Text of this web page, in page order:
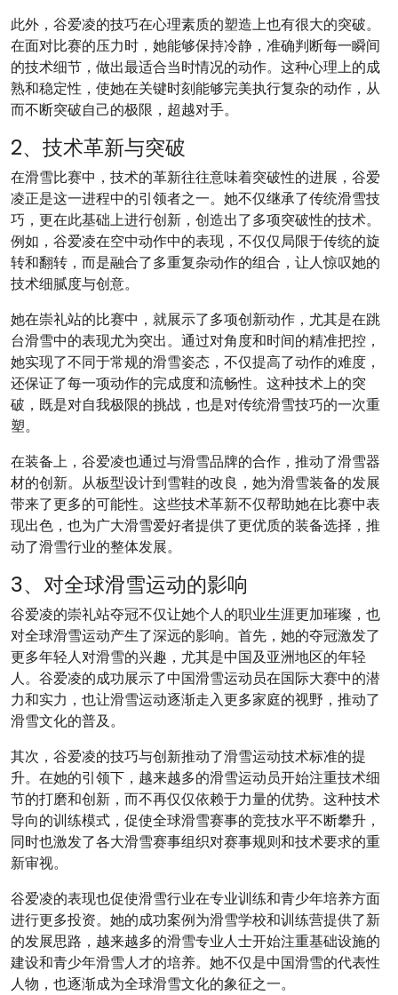
此外，谷爱凌的技巧在心理素质的塑造上也有很大的突破。
在面对比赛的压力时，她能够保持冷静，准确判断每一瞬间
的技术细节，做出最适合当时情况的动作。这种心理上的成
熟和稳定性，使她在关键时刻能够完美执行复杂的动作，从
而不断突破自己的极限，超越对手。
2、技术革新与突破
在滑雪比赛中，技术的革新往往意味着突破性的进展，谷爱
凌正是这一进程中的引领者之一。她不仅继承了传统滑雪技
巧，更在此基础上进行创新，创造出了多项突破性的技术。
例如，谷爱凌在空中动作中的表现，不仅仅局限于传统的旋
转和翻转，而是融合了多重复杂动作的组合，让人惊叹她的
技术细腻度与创意。
她在崇礼站的比赛中，就展示了多项创新动作，尤其是在跳
台滑雪中的表现尤为突出。通过对角度和时间的精准把控，
她实现了不同于常规的滑雪姿态，不仅提高了动作的难度，
还保证了每一项动作的完成度和流畅性。这种技术上的突
破，既是对自我极限的挑战，也是对传统滑雪技巧的一次重
塑。
在装备上，谷爱凌也通过与滑雪品牌的合作，推动了滑雪器
材的创新。从板型设计到雪鞋的改良，她为滑雪装备的发展
带来了更多的可能性。这些技术革新不仅帮助她在比赛中表
现出色，也为广大滑雪爱好者提供了更优质的装备选择，推
动了滑雪行业的整体发展。
3、对全球滑雪运动的影响
谷爱凌的崇礼站夺冠不仅让她个人的职业生涯更加璀璨，也
对全球滑雪运动产生了深远的影响。首先，她的夺冠激发了
更多年轻人对滑雪的兴趣，尤其是中国及亚洲地区的年轻
人。谷爱凌的成功展示了中国滑雪运动员在国际大赛中的潜
力和实力，也让滑雪运动逐渐走入更多家庭的视野，推动了
滑雪文化的普及。
其次，谷爱凌的技巧与创新推动了滑雪运动技术标准的提
升。在她的引领下，越来越多的滑雪运动员开始注重技术细
节的打磨和创新，而不再仅仅依赖于力量的优势。这种技术
导向的训练模式，促使全球滑雪赛事的竞技水平不断攀升，
同时也激发了各大滑雪赛事组织对赛事规则和技术要求的重
新审视。
谷爱凌的表现也促使滑雪行业在专业训练和青少年培养方面
进行更多投资。她的成功案例为滑雪学校和训练营提供了新
的发展思路，越来越多的滑雪专业人士开始注重基础设施的
建设和青少年滑雪人才的培养。她不仅是中国滑雪的代表性
人物，也逐渐成为全球滑雪文化的象征之一。